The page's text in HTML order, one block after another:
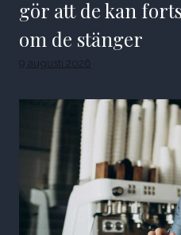
gör att de kan
om de stänger
9 augusti 2026